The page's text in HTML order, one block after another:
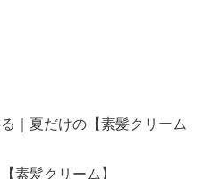
｜夏だけの【素髪クリーム
素髪クリーム】